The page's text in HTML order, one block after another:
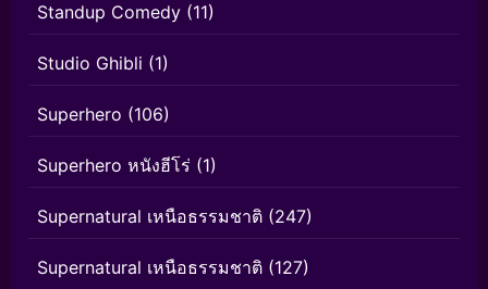
Standup Comedy (11)
Studio Ghibli (1)
Superhero (106)
Superhero หนังฮีโร่ (1)
Supernatural เหนือธรรมชาติ (247)
Supernatural เหนือธรรมชาติ (127)